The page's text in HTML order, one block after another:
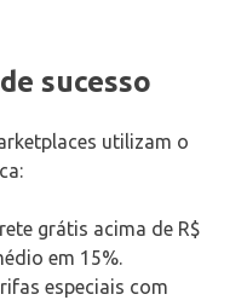
sucesso
utilizam o
grátis acima de R$
em 15%.
especiais com